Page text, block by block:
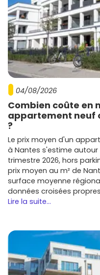
dans le neufpour repérer
opportunités.
Immobilier neuf
Cotentin :
et trouver la
réduits, cuisine,
de sécuritéde5 à 10
Priorise
écoles
Scrute le plan et les
rangements,
Anticipe la revente/
typologies liquides
recherchés.
Prêt à te lancer ?
demande une étude
quartier et la bonne
méthodique, tu peux
ville au fort potentiel.
04/08/2026
Combien coûte en
appartement neuf
?
Le prix moyen d'un
à Nantes s'estime
trimestre 2026, hors
prix moyen au m² de
surface moyenne
données croisées
Lire la suite...